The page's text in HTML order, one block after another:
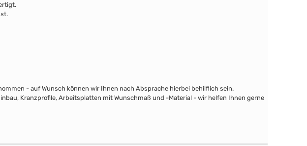
- auf Wunsch können wir Ihnen nach Absprache hierbei behilflich sein.
Kranzprofile, Arbeitsplatten mit Wunschmaß und -Material - wir helfen Ihnen gerne